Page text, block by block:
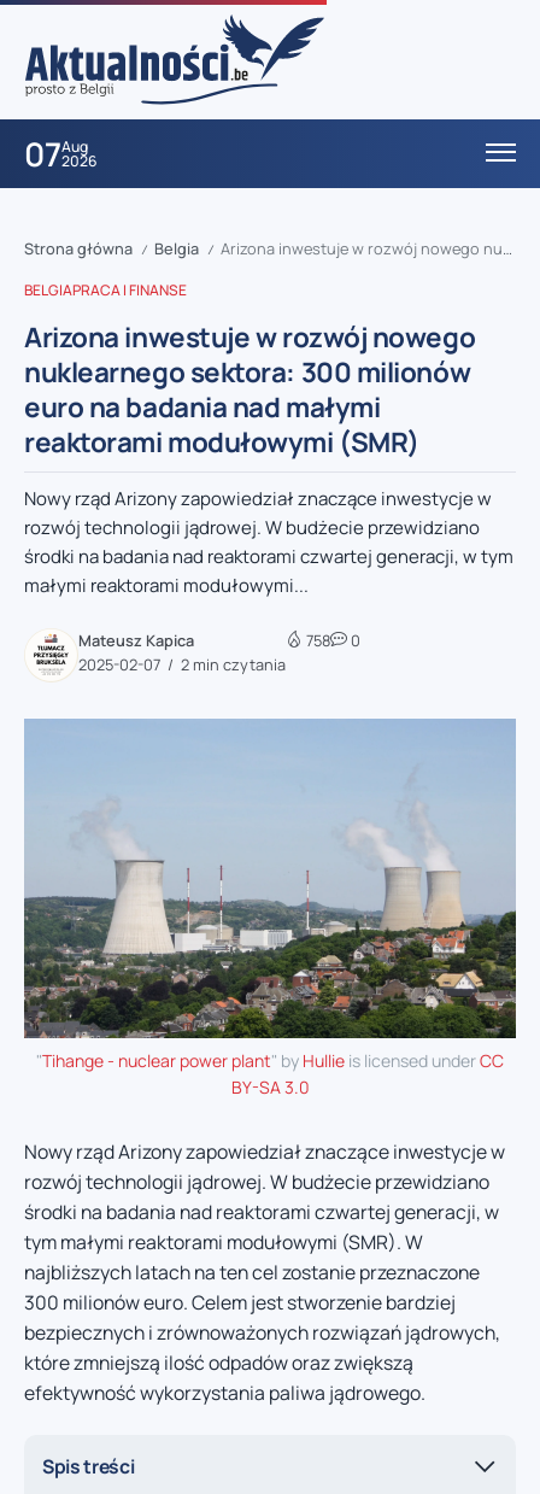
07Aug
2026
Strona główna / Belgia / Arizona inwestuje w rozwój nowego nuklearnego sektora: 300 milionów euro na badania nad małymi reaktorami modułowymi (SMR)
BELGIAPRACA I FINANSE
Arizona inwestuje w rozwój nowego
nuklearnego sektora: 300 milionów
euro na badania nad małymi
reaktorami modułowymi (SMR)
Nowy rząd Arizony zapowiedział znaczące inwestycje w
rozwój technologii jądrowej. W budżecie przewidziano
środki na badania nad reaktorami czwartej generacji, w tym
małymi reaktorami modułowymi...
Mateusz Kapica
2025-02-07
2 min czytania
758 0
"Tihange - nuclear power plant" by Hullie is licensed underCC
BY-SA 3.0
Nowy rząd Arizony zapowiedział znaczące inwestycje w
rozwój technologii jądrowej. W budżecie przewidziano
środki na badania nad reaktorami czwartej generacji, w
tym małymi reaktorami modułowymi (SMR). W
najbliższych latach na ten cel zostanie przeznaczone
300 milionów euro. Celem jest stworzenie bardziej
bezpiecznych i zrównoważonych rozwiązań jądrowych,
które zmniejszą ilość odpadów oraz zwiększą
efektywność wykorzystania paliwa jądrowego.
Spis treści